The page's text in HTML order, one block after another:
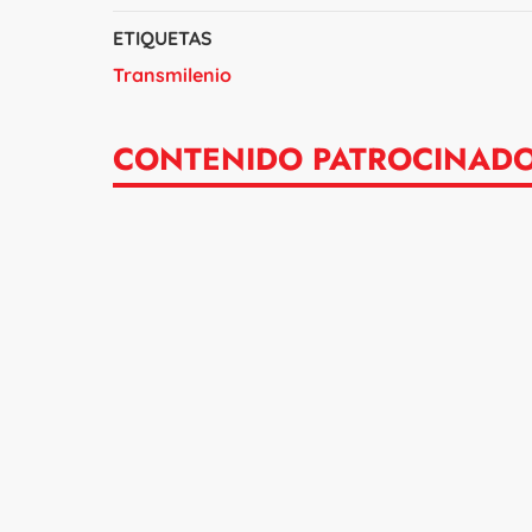
ETIQUETAS
Transmilenio
CONTENIDO